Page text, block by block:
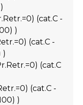
(cat.C -
)
(cat.C -
)
(cat.C
(cat.C -
)